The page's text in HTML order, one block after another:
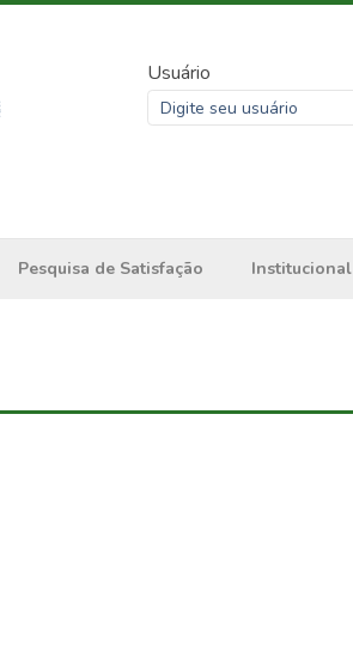
Usuário
Pesquisa de Satisfação Institucional